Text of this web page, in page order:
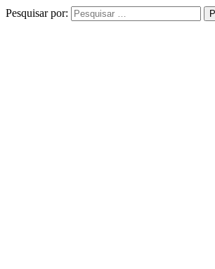
Pesquisar por: